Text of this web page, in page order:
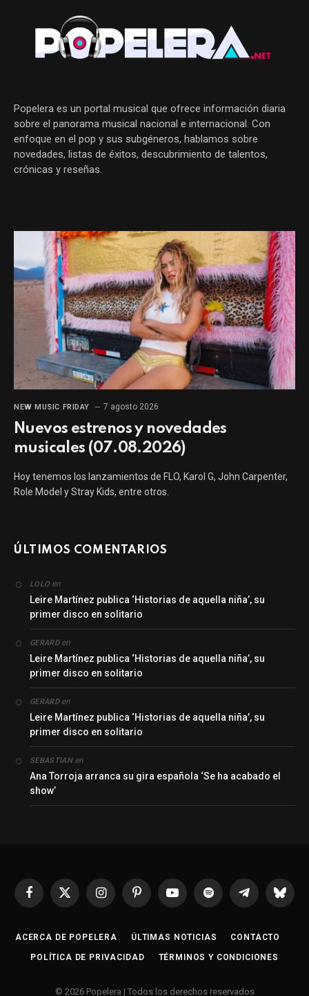
Popelera es un portal musical que ofrece información diaria
sobre el panorama musical nacional e internacional. Con
enfoque en el pop y sus subgéneros, hablamos sobre
novedades, listas de éxitos, descubrimiento de talentos,
crónicas y reseñas.
NEW MUSIC FRIDAY 7 agosto 2026
Nuevos estrenos y novedades
musicales (07.08.2026)
Hoy tenemos los lanzamientos de FLO, Karol G, John Carpenter,
Role Model y Stray Kids, entre otros.
ÚLTIMOS COMENTARIOS
LOLO en
Leire Martínez publica ‘Historias de aquella niña’, su
primer disco en solitario
GERARDen
Leire Martínez publica ‘Historias de aquella niña’, su
primer disco en solitario
GERARDen
Leire Martínez publica ‘Historias de aquella niña’, su
primer disco en solitario
SEBASTIANen
Ana Torroja arranca su gira española ‘Se ha acabado el
show’
Facebook
X
InstagramPinterestYouTubeSpotify Telegrama
ACERCA DE POPELERA ÚLTIMAS NOTICIAS CONTACTO
POLÍTICA DE PRIVACIDAD TÉRMINOS Y CONDICIONES
© 2026 Popelera | Todos los derechos reservados